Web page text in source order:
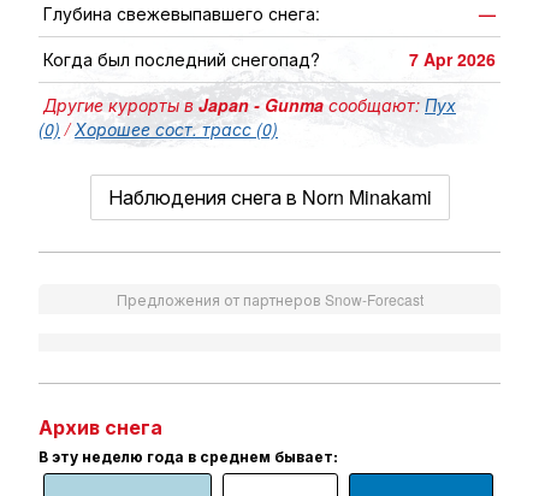
Глубина свежевыпавшего снега:
—
Когда был последний снегопад?
7 Apr 2026
Другие курорты вJapan - Gunma сообщают: Пух
(0) /Хорошее сост. трасс (0)
Наблюдения снега в Norn Minakami
Предложения от партнеров Snow-Forecast
Архив снега
В эту неделю года в среднем бывает: